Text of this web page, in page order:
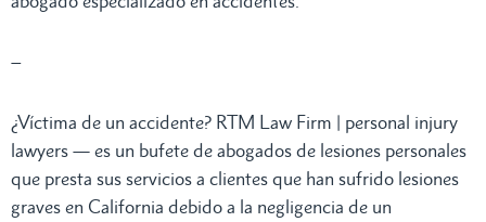
–
¿Víctima de un accidente? RTM Law Firm | personal injury
lawyers — es un bufete de abogados de lesiones personales
que presta sus servicios a clientes que han sufrido lesiones
graves en California debido a la negligencia de un